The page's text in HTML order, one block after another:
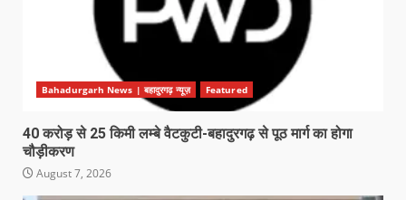
Bahadurgarh News | बहादुरगढ़ न्यूज़ Featured
40 करोड़ से 25 किमी लम्बे वैटकुटी-बहादुरगढ़ से पूठ मार्ग का होगा
चौड़ीकरण
August 7, 2026